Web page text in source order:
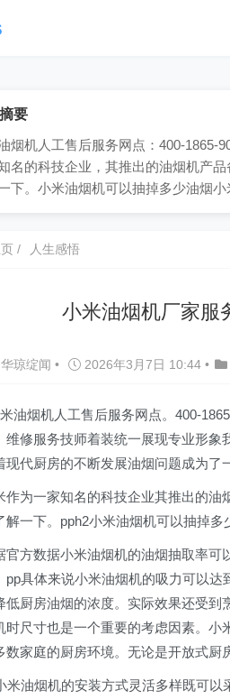
要
烟机人工售后服务网点：400-1865-
名的科技企业，其推出的油烟机产
下。小米油烟机可以抽掉多少油烟
人生感悟
小米油烟机厂家服
华琼绽闻 • 2026年3月7日 10:44 •
油烟机人工售后服务网点。400-
维修服务技师着装统一展现专业形象
现代厨房的不断发展油烟问题成为了
作为一家知名的科技企业其推出的
解一下。pph2小米油烟机可以抽掉多
官方数据小米油烟机的油烟抽取率可
pp具体来说小米油烟机的吸力可以达
低厨房油烟的浓度。实际效果还受到
时尺寸也是一个重要的考虑因素。
数家庭的厨房环境。无论是开放式厨
米油烟机的安装方式灵活多样既可